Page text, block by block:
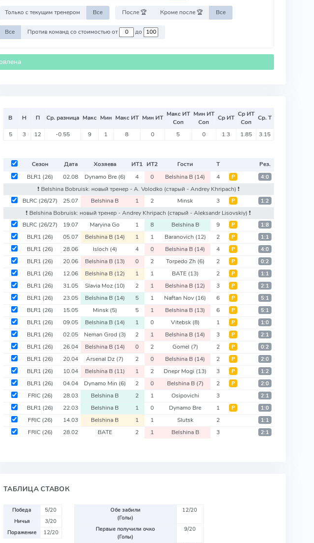
Только с текущим тренером Все После 🏆 Кроме после 🏆 Все
Все Против команд со стоимостью от до
В Н П Ср. разница Макс Мин Макс ИТ Мин ИТ Макс ИТ
Соп
Мин ИТ
Соп
Ср ИТ Ср ИТ
Соп
Ср. Т
5 3 12 -0.55 9 1 8 0 5 0 1.3 1.85 3.15
Сезон Дата Хозяева ИТ1 ИТ2 Гости Т
Рез.
BLR1 (26) 02.08 Dynamo Bre (6) 4 0 Belshina B (14) 4 Р 4:0
❗️ Belshina Bobruisk: новый тренер - A. Volodko (старый - Andrey Khripach) ❗️
BLRC (26/27) 25.07 Belshina B 1 2 Minsk 3 Р 1:2
❗️ Belshina Bobruisk: новый тренер - Andrey Khripach (старый - Aleksandr Lisovskiy) ❗️
BLRC (26/27) 19.07 Maryina Go 1 8 Belshina B 9 Р 1:8
BLR1 (26) 05.07 Belshina B (14) 1 1 Baranovich (12) 2 Р 1:1
BLR1 (26) 28.06 Isloch (4) 4 0 Belshina B (14) 4 Р 4:0
BLR1 (26) 20.06 Belshina B (13) 0 2 Torpedo Zh (6) 2 Р 0:2
BLR1 (26) 12.06 Belshina B (12) 1 1 BATE (13) 2 Р 1:1
BLR1 (26) 31.05 Slavia Moz (10) 2 1 Belshina B (12) 3 Р 2:1
BLR1 (26) 23.05 Belshina B (14) 5 1 Naftan Nov (16) 6 Р 5:1
BLR1 (26) 15.05 Minsk (5) 5 1 Belshina B (13) 6 Р 5:1
BLR1 (26) 09.05 Belshina B (14) 1 0 Vitebsk (8) 1 Р 1:0
BLR1 (26) 02.05 Neman Grod (3) 2 1 Belshina B (14) 3 Р 2:1
BLR1 (26) 26.04 Belshina B (14) 0 2 Gomel (7) 2 Р 0:2
BLR1 (26) 20.04 Arsenal Dz (7) 2 0 Belshina B (14) 2 Р 2:0
BLR1 (26) 10.04 Belshina B (11) 1 2 Dnepr Mogi (13) 3 Р 1:2
BLR1 (26) 04.04 Dynamo Min (6) 2 0 Belshina B (7) 2 Р 2:0
FRIC (26) 28.03 Belshina B 2 1 Osipovichi 3 2:1
BLR1 (26) 22.03 Belshina B 1 0 Dynamo Bre 1 Р 1:0
FRIC (26) 14.03 Belshina B 1 1 Slutsk 2 1:1
FRIC (26) 28.02 BATE 2 1 Belshina B 3 2:1
ТАБЛИЦА СТАВОК
Победа
5/20
Ничья
3/20
Поражение
12/20
Обе забили
(Голы)
12/20
Первые получили очко
(Голы)
9/20